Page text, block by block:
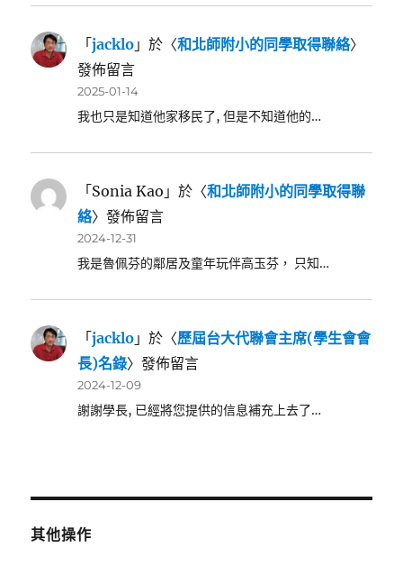
「jacklo 」於〈和北師附小的同學取得聯絡〉
發佈留言
2025-01-14
我也只是知道他家移民了, 但是不知道他的…
「Sonia Kao 」於〈和北師附小的同學取得聯
絡〉發佈留言
2024-12-31
我是魯佩芬的鄰居及童年玩伴高玉芬， 只知…
「jacklo 」於〈歷屆台大代聯會主席(學生會會
長)名錄〉發佈留言
2024-12-09
謝謝學長, 已經將您提供的信息補充上去了…
其他操作